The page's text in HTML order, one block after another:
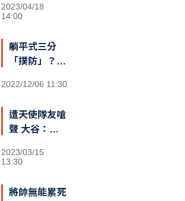
2023/04/18
14:00
躺平式三分
「撲防」？
Kornet遮蓋
熱議
2022/12/06 11:30
遭天使隊友嗆
聲 大谷：還
容
2023/03/15
13:30
將帥無能累死